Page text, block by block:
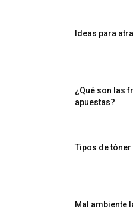
Ideas para
¿Qué son las
apuestas?
Tipos de tóner
Mal ambiente